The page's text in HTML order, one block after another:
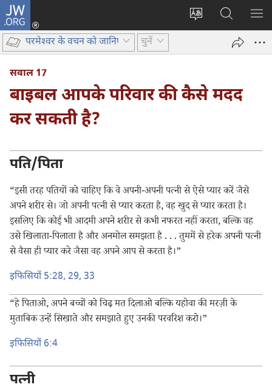
JW.ORG
वेबसाइट
लॉग-
इन
JW.ORG
खोजें
मैन्यू
परमेश्‍वर के वचन को जानिए चुनें
सवाल 17
बाइबल आपके परिवार की कैसे मदद
कर सकती है?
पति/पिता
“इसी तरह पतियों को चाहिए कि वे अपनी-अपनी पत्नी से ऐसे प्यार करें जैसे
अपने शरीर से। जो अपनी पत्नी से प्यार करता है, वह खुद से प्यार करता है।
इसलिए कि कोई भी आदमी अपने शरीर से कभी नफरत नहीं करता, बल्कि वह
उसे खिलाता-पिलाता है और अनमोल समझता है . . . तुममें से हरेक अपनी पत्नी
से वैसा ही प्यार करे जैसा वह अपने आप से करता है।”
इफिसियों 5:28, 29, 33
“हे पिताओ, अपने बच्चों को चिढ़ मत दिलाओ बल्कि यहोवा की मरज़ी के
मुताबिक उन्हें सिखाते और समझाते हुए उनकी परवरिश करो।”
इफिसियों 6:4
पत्नी